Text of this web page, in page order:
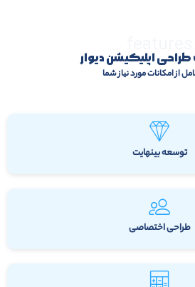
اپلیکیشن دیوار
از امکانات مورد نیاز شما
توسعه بینهایت
طراحی اختصاصی